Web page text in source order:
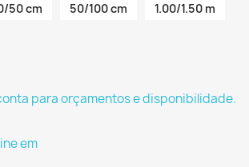
50 cm 50/100 cm
1.00/1.50 m
para orçamentos e disponibilidade.
em